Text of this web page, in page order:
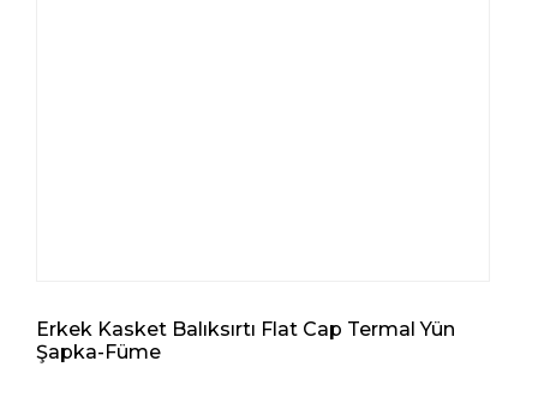
Erkek Kasket Balıksırtı Flat Cap Termal Yün
Şapka-Füme